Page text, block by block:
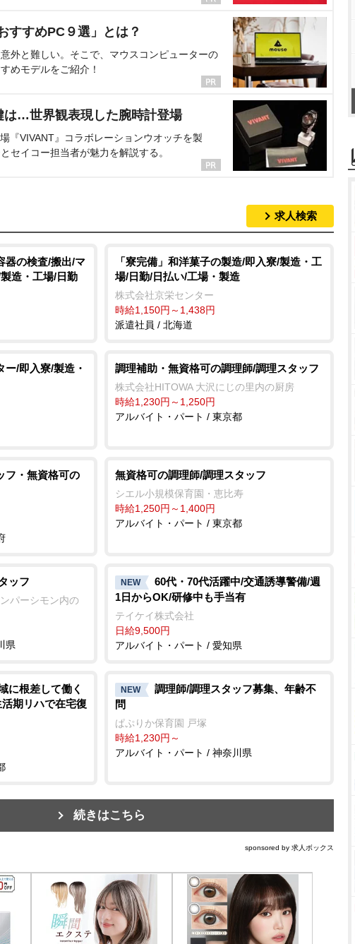
すすめPC９選」とは？
外と難しい。そこで、マウスコンピューターの
めモデルをご紹介！
は…世界観表現した腕時計登場
『VIVANT』コラボレーションウオッチを製
セイコー担当者が魅力を解説する。
求人検索
器の検査/搬出/マ
造・工場/日勤
「寮完備」和洋菓子の製造/即入寮/製造・工
場/日勤/日払い/工場・製造
株式会社京栄センター
時給1,150円～1,438円
派遣社員 / 北海道
ー/即入寮/製造・
調理補助・無資格可の調理師/調理スタッフ
株式会社HITOWA 大沢にじの里内の厨房
時給1,230円～1,250円
アルバイト・パート / 東京都
フ・無資格可の
無資格可の調理師/調理スタッフ
シエル小規模保育園・恵比寿
時給1,250円～1,400円
アルバイト・パート / 東京都
ッフ
パーシモン内の
県
NEW
60代・70代活躍中/交通誘導警備/週
1日からOK/研修中も手当有
テイケイ株式会社
日給9,500円
アルバイト・パート / 愛知県
に根差して働く
期リハで在宅復
NEW
調理師/調理スタッフ募集、年齢不
問
ぱぷりか保育園 戸塚
時給1,230円～
アルバイト・パート / 神奈川県
続きはこちら
sponsored by 求人ボックス